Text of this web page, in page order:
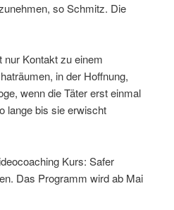
so Schmitz. Die
nur Kontakt zu einem
in der Hoffnung,
wenn die Täter erst einmal
lange bis sie erwischt
Kurs: Safer
Das Programm wird ab Mai